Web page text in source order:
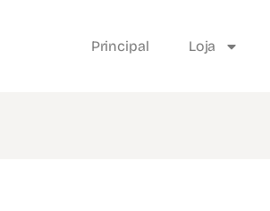
Principal Loja